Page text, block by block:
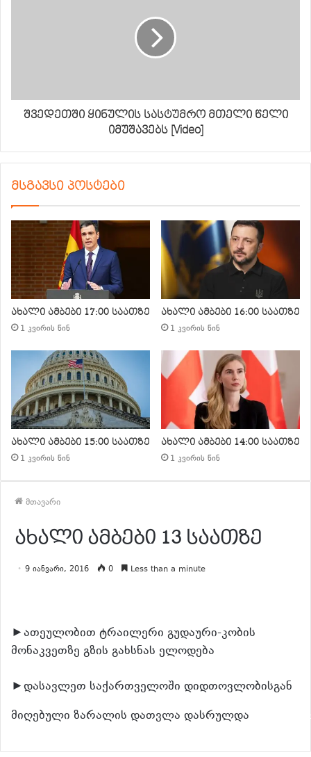
შვედეთში ყინულის სასტუმრო მთელი წელი
იმუშავებს [Video]
მსგავსი პოსტები
ახალი ამბები 17:00 საათზე
1 კვირის წინ
ახალი ამბები 16:00 საათზე
1 კვირის წინ
ახალი ამბები 15:00 საათზე
1 კვირის წინ
ახალი ამბები 14:00 საათზე
1 კვირის წინ
მთავარი
ახალი ამბები 13 საათზე
9 იანვარი, 2016 0 Less than a minute
►ათეულობით ტრაილერი გუდაური-კობის
მონაკვეთზე გზის გახსნას ელოდება
►დასავლეთ საქართველოში დიდთოვლობისგან
მიღებული ზარალის დათვლა დასრულდა
განაგრძე